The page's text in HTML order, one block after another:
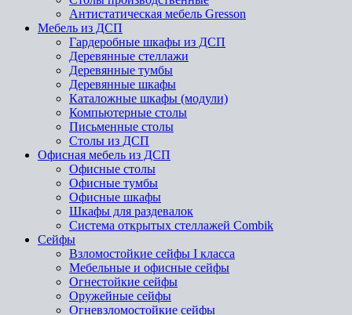
Антистатическая мебель Gresson
Мебель из ДСП
Гардеробные шкафы из ДСП
Деревянные стеллажи
Деревянные тумбы
Деревянные шкафы
Каталожные шкафы (модули)
Компьютерные столы
Письменные столы
Столы из ДСП
Офисная мебель из ДСП
Офисные столы
Офисные тумбы
Офисные шкафы
Шкафы для раздевалок
Система открытых стеллажей Combik
Сейфы
Взломостойкие сейфы I класса
Мебельные и офисные сейфы
Огнестойкие сейфы
Оружейные сейфы
Огневзломостойкие сейфы